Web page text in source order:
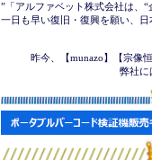
”「アルファベット株式会社は、
一日も早い復旧・復興を願い、
昨今、【munazo】【宗像恒憲
弊社には一切関係はご